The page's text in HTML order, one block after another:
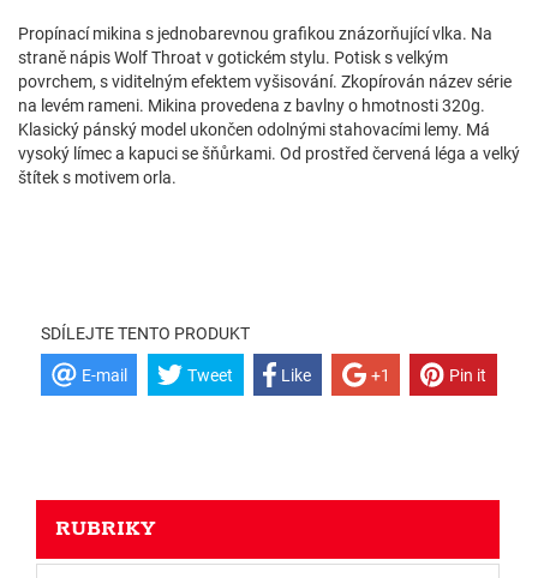
Propínací mikina s jednobarevnou grafikou znázorňující vlka. Na
straně nápis Wolf Throat v gotickém stylu. Potisk s velkým
povrchem, s viditelným efektem vyšisování. Zkopírován název série
na levém rameni. Mikina provedena z bavlny o hmotnosti 320g.
Klasický pánský model ukončen odolnými stahovacími lemy. Má
vysoký límec a kapuci se šňůrkami. Od prostřed červená léga a velký
štítek s motivem orla.
SDÍLEJTE TENTO PRODUKT
E-mail Tweet Like +1 Pin it
RUBRIKY